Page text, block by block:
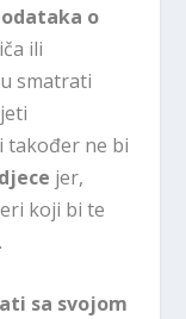
o
ili
smatrati
također ne bi
jer,
koji bi te
sa svojom